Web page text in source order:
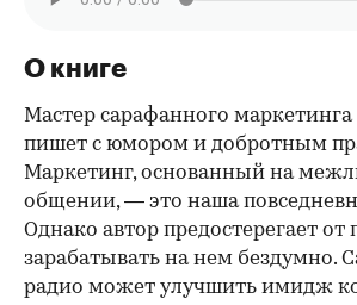
О книге
Мастер сарафанного
пишет с юмором и добротным
Маркетинг, основанный на
общении, — это наша
Однако автор предостерегает от
зарабатывать на нем бездумно.
радио может улучшить имидж